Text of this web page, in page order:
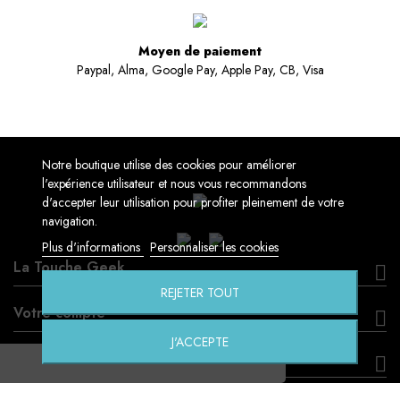
Moyen de paiement
Paypal, Alma, Google Pay, Apple Pay, CB, Visa
La Touche Geek
Votre compte
Informations
Notre boutique utilise des cookies pour améliorer
l'expérience utilisateur et nous vous recommandons
d'accepter leur utilisation pour profiter pleinement de votre
navigation.
Plus d'informations Personnaliser les cookies
REJETER TOUT
J'ACCEPTE